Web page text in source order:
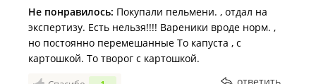
Не понравилось: Покупали пельмени. , отдал на
экспертизу. Есть нельзя!!!! Вареники вроде норм. ,
но постоянно перемешанные То капуста , с
картошкой. То творог с картошкой.